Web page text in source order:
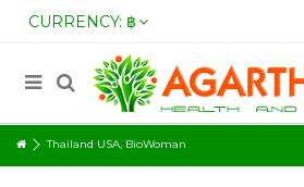
CURRENCY: ฿
Thailand USA, BioWoman